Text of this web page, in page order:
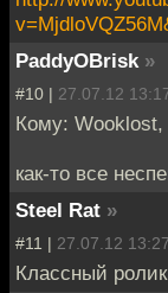
PaddyOBrisk »
#10 | 27.07.12
Кому: Wooklost,
как-то все
Steel Rat »
#11 | 27.07.12 13:27
Классный